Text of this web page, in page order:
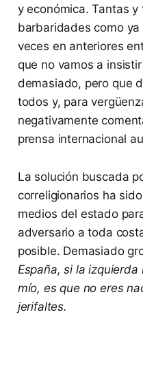
y económica. Tantas
barbaridades como
veces en anteriores
que no vamos a
demasiado, pero que
todos y, para
negativamente
prensa internacional
La solución buscada
correligionarios ha
medios del estado
adversario a toda
posible. Demasiado
España, si la
mío, es que no eres
jerifaltes.